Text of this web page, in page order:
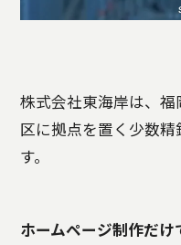
株式会社東海岸は、
区に拠点を置く少数
す。
ホームページ制作だ